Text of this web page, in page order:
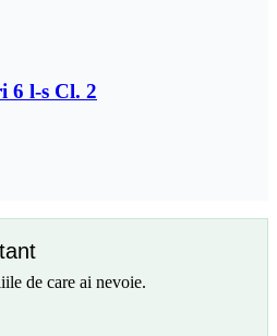
6 l-s Cl. 2
de care ai nevoie.